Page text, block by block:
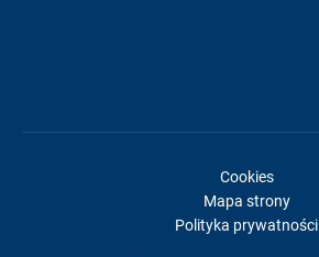
Cookies
Mapa strony
Polityka prywatności